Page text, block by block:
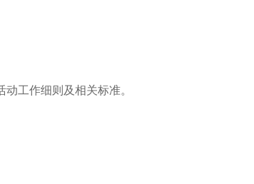
工作细则及相关标准。